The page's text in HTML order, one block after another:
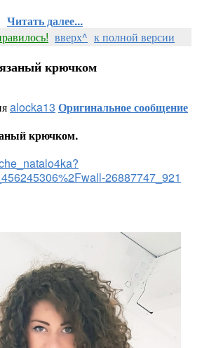
Читать далее...
вверх^ к полной версии
крючком
alocka13 Оригинальное сообщение
крючком.
26887747_921